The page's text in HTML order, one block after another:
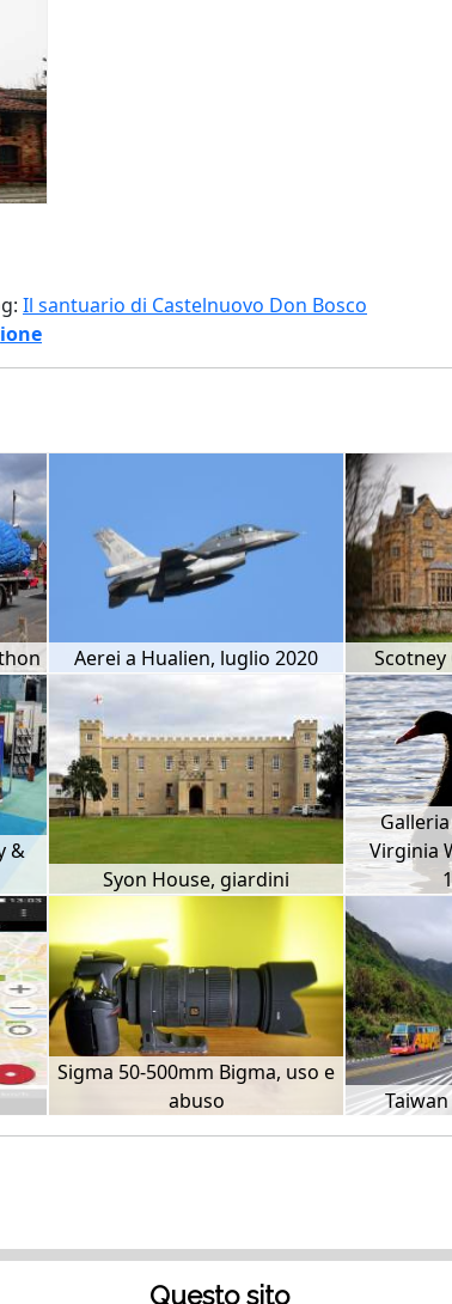
Il santuario di Castelnuovo Don Bosco
Aerei a Hualien, luglio 2020
&
Syon House, giardini
Virginia
Sigma 50-500mm Bigma, uso e
abuso
Questo sito